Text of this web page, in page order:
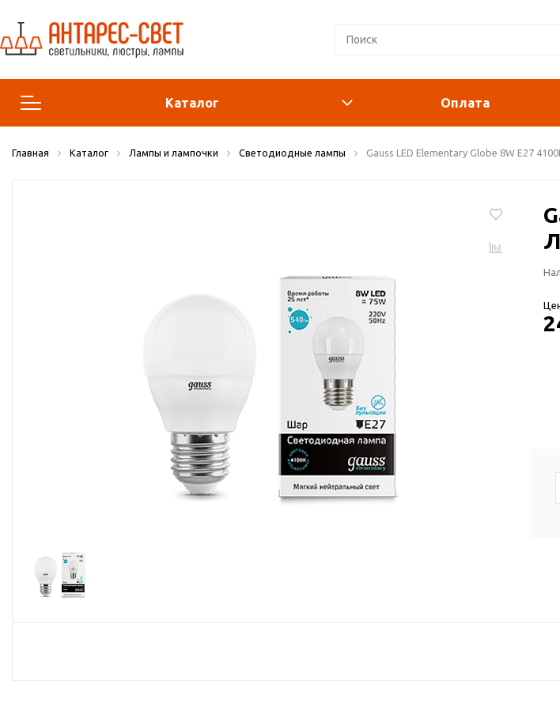
Каталог
Люстры и подвесы
Прожекторы
Ночники
Оплата
Главная Каталог Лампы и лампочки Светодиодные лампы Gauss LED Elementary Globe 8W E27